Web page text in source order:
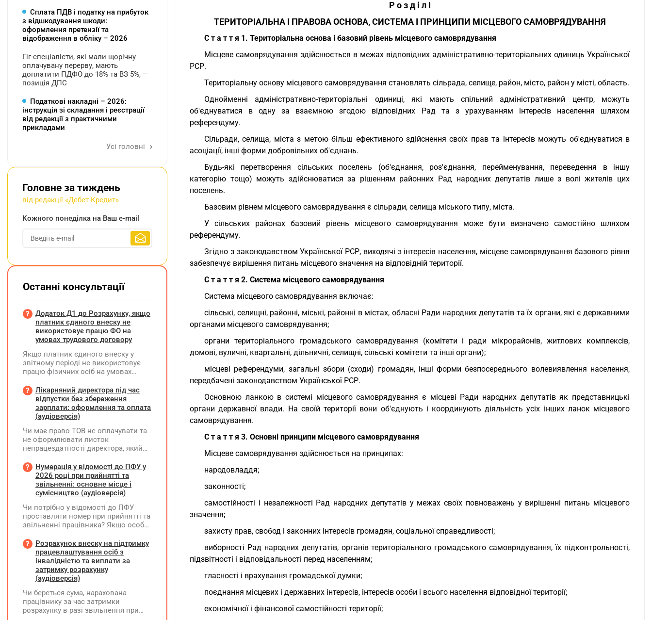
Р о з д і л I
ТЕРИТОРІАЛЬНА І ПРАВОВА ОСНОВА, СИСТЕМА І ПРИНЦИПИ МІСЦЕВОГО САМОВРЯДУВАННЯ
С т а т т я 1. Територіальна основа і базовий рівень місцевого самоврядування
Місцеве самоврядування здійснюється в межах відповідних адміністративно-територіальних одиниць Української
РСР.
Територіальну основу місцевого самоврядування становлять сільрада, селище, район, місто, район у місті, область.
Однойменні адміністративно-територіальні одиниці, які мають спільний адміністративний центр, можуть
об'єднуватися в одну за взаємною згодою відповідних Рад та з урахуванням інтересів населення шляхом
референдуму.
Сільради, селища, міста з метою більш ефективного здійснення своїх прав та інтересів можуть об'єднуватися в
асоціації, інші форми добровільних об'єднань.
Будь-які перетворення сільських поселень (об'єднання, роз'єднання, перейменування, переведення в іншу
категорію тощо) можуть здійснюватися за рішенням районних Рад народних депутатів лише з волі жителів цих
поселень.
Базовим рівнем місцевого самоврядування є сільради, селища міського типу, міста.
У сільських районах базовий рівень місцевого самоврядування може бути визначено самостійно шляхом
референдуму.
Згідно з законодавством Української РСР, виходячі з інтересів населення, місцеве самоврядування базового рівня
забезпечує вирішення питань місцевого значення на відповідній території.
С т а т т я 2. Система місцевого самоврядування
Система місцевого самоврядування включає:
сільські, селищні, районні, міські, районні в містах, обласні Ради народних депутатів та їх органи, які є державними
органами місцевого самоврядування;
органи територіального громадського самоврядування (комітети і ради мікрорайонів, житлових комплексів,
домові, вуличні, квартальні, дільничні, селищні, сільські комітети та інші органи);
місцеві референдуми, загальні збори (сходи) громадян, інші форми безпосереднього волевиявлення населення,
передбачені законодавством Української РСР.
Основною ланкою в системі місцевого самоврядування є місцеві Ради народних депутатів як представницькі
органи державної влади. На своїй території вони об'єднують і координують діяльність усіх інших ланок місцевого
самоврядування.
С т а т т я 3. Основні принципи місцевого самоврядування
Місцеве самоврядування здійснюється на принципах:
народовладдя;
законності;
самостійності і незалежності Рад народних депутатів у межах своїх повноважень у вирішенні питань місцевого
значення;
захисту прав, свобод і законних інтересів громадян, соціальної справедливості;
виборності Рад народних депутатів, органів територіального громадського самоврядування, їх підконтрольності,
підзвітності і відповідальності перед населенням;
гласності і врахування громадської думки;
поєднання місцевих і державних інтересів, інтересів особи і всього населення відповідної території;
економічної і фінансової самостійності території;
Сплата ПДВ і податку на прибуток
з відшкодування шкоди:
оформлення претензії та
відображення в обліку – 2026
Гіг-спеціалісти, які мали щорічну
оплачувану перерву, мають
доплатити ПДФО до 18% та ВЗ 5%, –
позиція ДПС
Податкові накладні – 2026:
інструкція зі складання і реєстрації
від редакції з практичними
прикладами
Усі головні
Головне за тиждень
від редакції «Дебет-Кредит»
Кожного понеділка на Ваш e-mail
Останні консультації
Додаток Д1 до Розрахунку, якщо
платник єдиного внеску не
використовує працю ФО на
умовах трудового договору
Якщо платник єдиного внеску у
звітному періоді не використовує
працю фізичних осіб на умовах
на інших умовах, передбачених
законодавством, Додаток Д1/
Додаток ФІЗ-Д1 за відповідний
період не подається
Лікарняний директора під час
відпустки без збереження
зарплати: оформлення та оплата
(аудіоверсія)
Чи має право ТОВ не оплачувати та
не оформлювати листок
непрацездатності директора, який
збереження заробітної плати під час
призупинення діяльності
підприємства?
Нумерація у відомості до ПФУ у
2026 році при прийнятті та
звільненні: основне місце і
сумісництво (аудіоверсія)
Чи потрібно у відомості до ПФУ
проставляти номер при прийнятті та
звільненні працівника? Якщо особа
місцем роботи та за сумісництвом,
чи рахується це як два роботодавці?
Розрахунок внеску на підтримку
працевлаштування осіб з
інвалідністю та виплати за
затримку розрахунку
(аудіоверсія)
Чи береться сума, нарахована
працівнику за час затримки
розрахунку в разі звільнення при